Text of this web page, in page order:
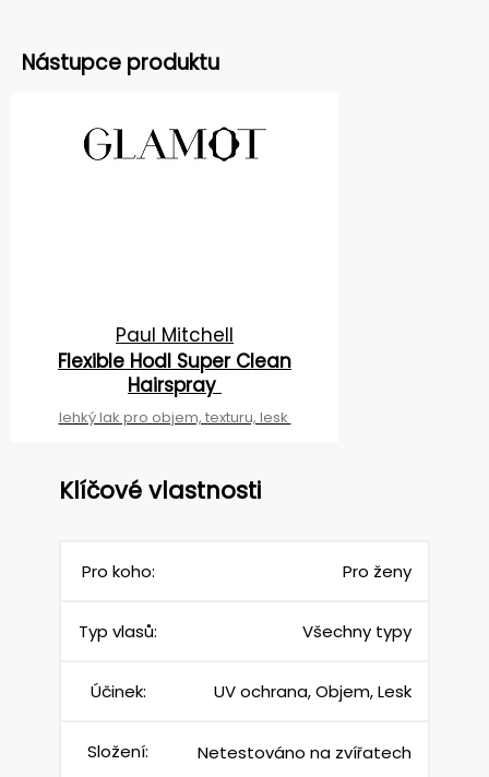
Nástupce produktu
Paul Mitchell
Flexible Hodl Super Clean
Hairspray
lehký lak pro objem, texturu, lesk
Klíčové vlastnosti
Pro koho: Pro ženy
Typ vlasů: Všechny typy
Účinek: UV ochrana, Objem, Lesk
Složení: Netestováno na zvířatech